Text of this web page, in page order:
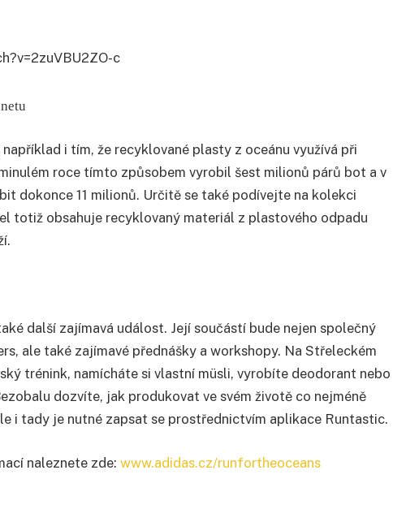
c
i tím, že recyklované plasty z oceánu využívá při
roce tímto způsobem vyrobil šest milionů párů bot a v
dokonce 11 milionů. Určitě se také podívejte na kolekci
totiž obsahuje recyklovaný materiál z plastového odpadu
další zajímavá událost. Její součástí bude nejen společný
ale také zajímavé přednášky a workshopy. Na Střeleckém
trénink, namícháte si vlastní müsli, vyrobíte deodorant nebo
dozvíte, jak produkovat ve svém životě co nejméně
i tady je nutné zapsat se prostřednictvím aplikace Runtastic.
naleznete zde: www.adidas.cz/runfortheoceans